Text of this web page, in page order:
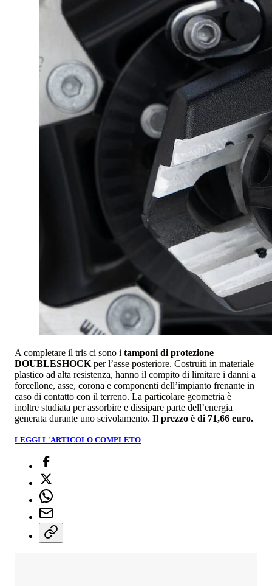
A completare il tris ci sono i tamponi di protezione
DOUBLESHOCK per l’asse posteriore. Costruiti in materiale
plastico ad alta resistenza, hanno il compito di limitare i danni a
forcellone, asse, corona e componenti dell’impianto frenante in
caso di contatto con il terreno. La particolare geometria è
inoltre studiata per assorbire e dissipare parte dell’energia
generata durante uno scivolamento. Il prezzo è di 71,66 euro.
LEGGI L'ARTICOLO COMPLETO